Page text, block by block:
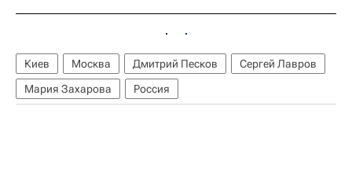
Киев Москва Дмитрий Песков
Сергей Лавров
Мария Захарова
Россия